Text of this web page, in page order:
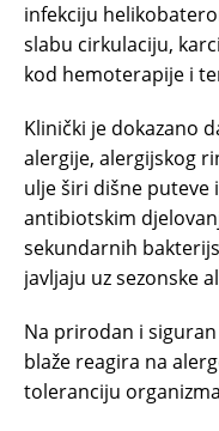
infekciju
slabu cirkulaciju,
kod hemoterapije i
Klinički je dokazano
alergije, alergijskog
ulje širi dišne puteve
antibiotskim
sekundarnih
javljaju uz sezonske
Na prirodan i
blaže reagira na
toleranciju